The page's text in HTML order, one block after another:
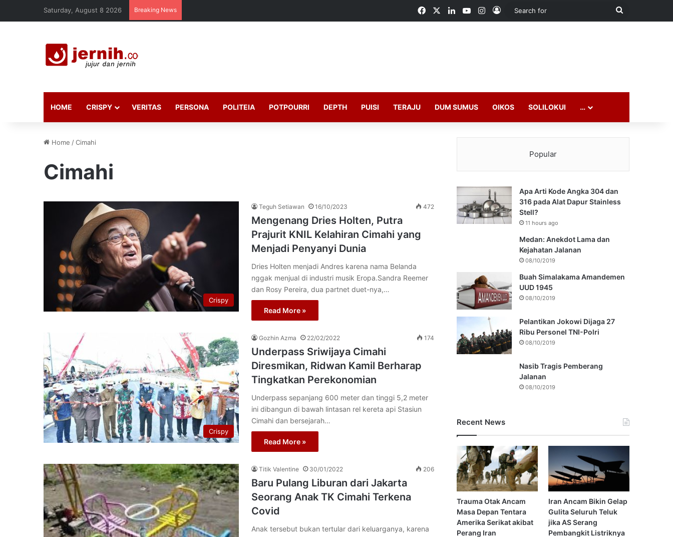
Saturday, August 8 2026 Breaking News FacebookLinkedInYouTubeInstagram
Log In
Search
HOME CRISPY VERITAS PERSONA POLITEIA POTPOURRI DEPTH PUISI TERAJU DUM SUMUS OIKOS SOLILOKUI …
Home /Cimahi
Cimahi
Crispy
Teguh Setiawan 16/10/2023 472
Mengenang Dries Holten, Putra
Prajurit KNIL Kelahiran Cimahi yang
Menjadi Penyanyi Dunia
Dries Holten menjadi Andres karena nama Belanda
nggak menjual di industri musik Eropa.Sandra Reemer
dan Rosy Pereira, dua partnet duet-nya,…
Read More »
Crispy
Gozhin Azma 22/02/2022 174
Underpass Sriwijaya Cimahi
Diresmikan, Ridwan Kamil Berharap
Tingkatkan Perekonomian
Underpass sepanjang 600 meter dan tinggi 5,2 meter
ini dibangun di bawah lintasan rel kereta api Stasiun
Cimahi dan bersejarah…
Read More »
Titik Valentine 30/01/2022 206
Baru Pulang Liburan dari Jakarta
Seorang Anak TK Cimahi Terkena
Covid
Anak tersebut bukan tertular dari keluarganya, karena
Popular
Apa Arti Kode Angka 304 dan
316 pada Alat Dapur Stainless
Stell?
11 hours ago
Medan: Anekdot Lama dan
Kejahatan Jalanan
08/10/2019
Buah Simalakama Amandemen
UUD 1945
08/10/2019
Pelantikan Jokowi Dijaga 27
Ribu Personel TNI-Polri
08/10/2019
Nasib Tragis Pemberang
Jalanan
08/10/2019
Recent News
Trauma Otak Ancam
Masa Depan Tentara
Amerika Serikat akibat
Perang Iran
Iran Ancam Bikin Gelap
Gulita Seluruh Teluk
jika AS Serang
Pembangkit Listriknya